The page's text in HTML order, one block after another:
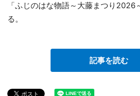
「ふじのはな物語～大藤まつり2026
る。
記事を読む